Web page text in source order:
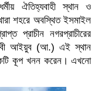
ঐতিহ্যবাহী স্থান ও
শহরে অবস্থিত ইসমাইল
প্রাচীন নগরপ্রাচীরের
আইয়ুব (আ.) এই স্থান
কূপ খনন করেন। এখনো